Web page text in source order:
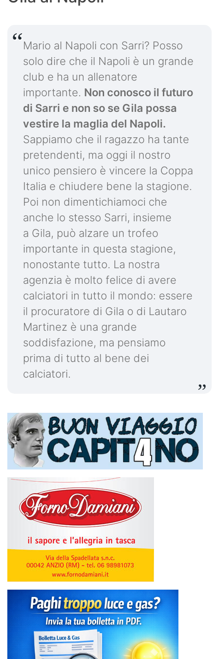
Mario al Napoli con Sarri? Posso
solo dire che il Napoli è un grande
club e ha un allenatore
importante. Non conosco il futuro
di Sarri e non so se Gila possa
vestire la maglia del Napoli.
Sappiamo che il ragazzo ha tante
pretendenti, ma oggi il nostro
unico pensiero è vincere la Coppa
Italia e chiudere bene la stagione.
Poi non dimentichiamoci che
anche lo stesso Sarri, insieme
a Gila, può alzare un trofeo
importante in questa stagione,
nonostante tutto. La nostra
agenzia è molto felice di avere
calciatori in tutto il mondo: essere
il procuratore di Gila o di Lautaro
Martinez è una grande
soddisfazione, ma pensiamo
prima di tutto al bene dei
calciatori.